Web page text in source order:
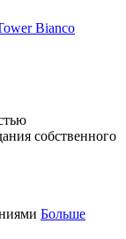
собственного
Больше